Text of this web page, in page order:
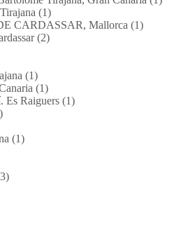
(1)
CARDASSAR, Mallorca (1)
(2)
(1)
(1)
Es Raiguers (1)
(1)